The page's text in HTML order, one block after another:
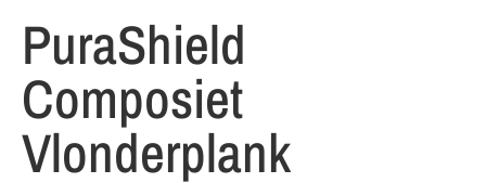
PuraShield
Composiet
Vlonderplank